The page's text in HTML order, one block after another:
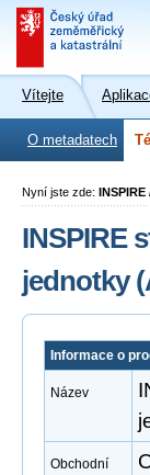
Vítejte
O metadatech
Nyní jste zde:
INSPIRE
jednotky
Informace o
Název
Obchodní